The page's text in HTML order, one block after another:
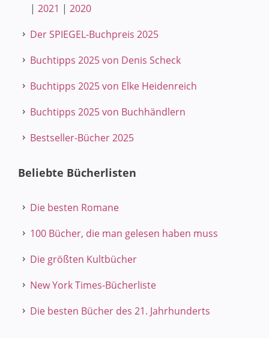
| 2021 | 2020
Der SPIEGEL-Buchpreis 2025
Buchtipps 2025 von Denis Scheck
Buchtipps 2025 von Elke Heidenreich
Buchtipps 2025 von Buchhändlern
Bestseller-Bücher 2025
Beliebte Bücherlisten
Die besten Romane
100 Bücher, die man gelesen haben muss
Die größten Kultbücher
New York Times-Bücherliste
Die besten Bücher des 21. Jahrhunderts